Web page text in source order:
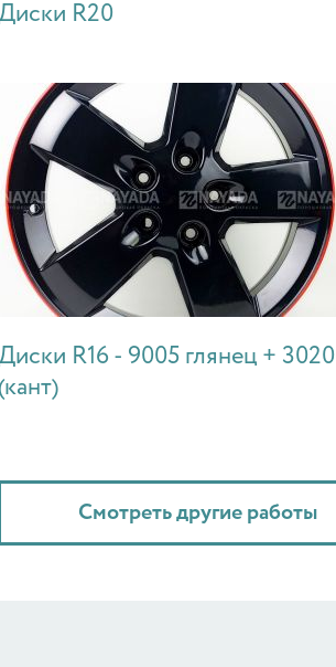
R20
R16 - 9005 глянец + 3020
(кант)
Смотреть другие работы